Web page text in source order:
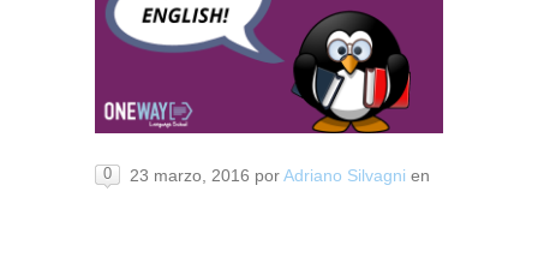
0 23 marzo, 2016 porAdriano Silvagni en